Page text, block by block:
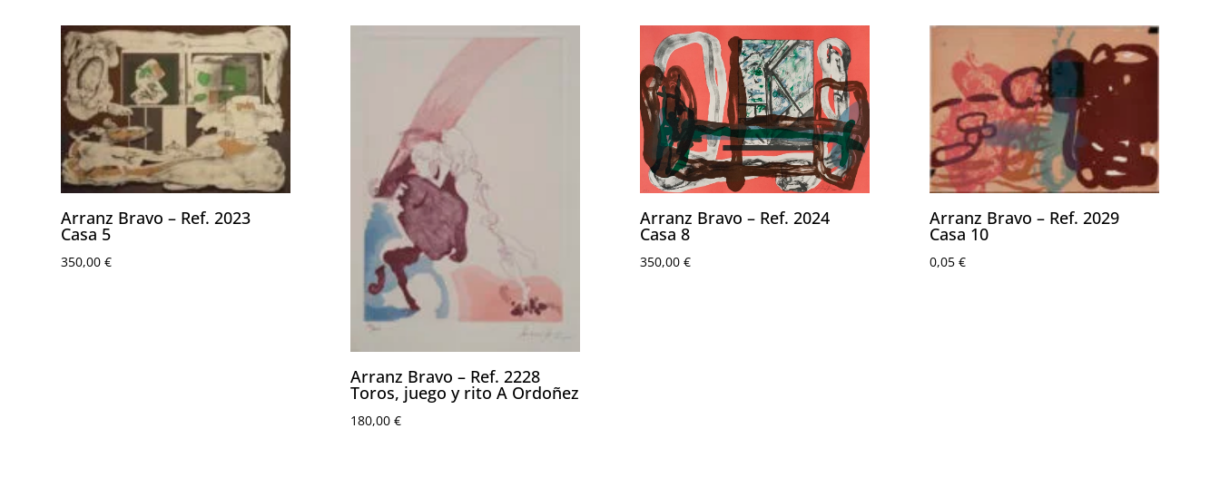
Arranz Bravo – Ref. 2023
Casa 5
350,00€
Arranz Bravo – Ref. 2228
Toros, juego y rito A Ordoñez
180,00€
Arranz Bravo – Ref. 2024
Casa 8
350,00€
Arranz Bravo – Ref. 2029
Casa 10
0,05€